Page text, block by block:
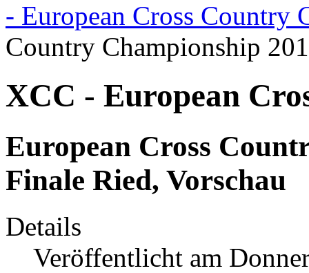
- European Cross Country
Country Championship
XCC - European
European Cross
Finale Ried, Vorschau
Details
Veröffentlicht am